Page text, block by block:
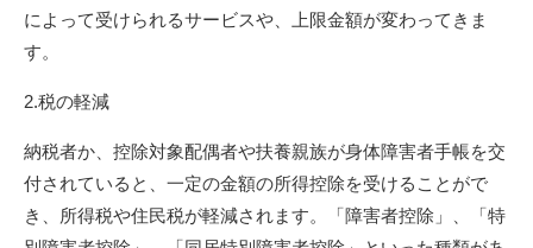
によって受けられるサービスや、上限金額が変わってきま
す。
2.税の軽減
納税者か、控除対象配偶者や扶養親族が身体障害者手帳を交
付されていると、一定の金額の所得控除を受けることがで
き、所得税や住民税が軽減されます。「障害者控除」、「特